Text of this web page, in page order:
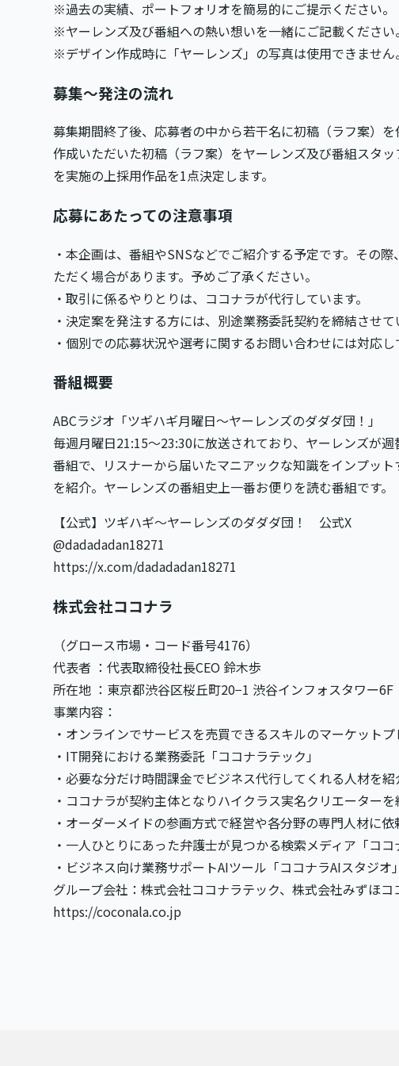
※過去の実績、ポートフォリオを簡易的にご提示ください。
※ヤーレンズ及び番組への熱い想いを一緒にご記載ください。
※デザイン作成時に「ヤーレンズ」の写真は使用できません
募集〜発注の流れ
募集期間終了後、応募者の中から若干名に初稿（ラフ案）を
作成いただいた初稿（ラフ案）をヤーレンズ及び番組スタ
を実施の上採用作品を1点決定します。
応募にあたっての注意事項
・本企画は、番組やSNSなどでご紹介する予定です。その
ただく場合があります。予めご了承ください。
・取引に係るやりとりは、ココナラが代行しています。
・決定案を発注する方には、別途業務委託契約を締結させて
・個別での応募状況や選考に関するお問い合わせには対応し
番組概要
ABCラジオ「ツギハギ月曜日〜ヤーレンズのダダダ団！」
毎週月曜日21:15〜23:30に放送されており、ヤーレンズが
番組で、リスナーから届いたマニアックな知識をインプッ
を紹介。ヤーレンズの番組史上一番お便りを読む番組です。
【公式】ツギハギ～ヤーレンズのダダダ団！ 公式X
@dadadadan18271
https://x.com/dadadadan18271
株式会社ココナラ
（グロース市場・コード番号4176）
代表者 ：代表取締役社長CEO 鈴木歩
所在地 ：東京都渋谷区桜丘町20−1 渋谷インフォスタワー6F
事業内容：
・オンラインでサービスを売買できるスキルのマーケット
・IT開発における業務委託「ココナラテック」
・必要な分だけ時間課金でビジネス代行してくれる人材を紹
・ココナラが契約主体となりハイクラス実名クリエーターを
・オーダーメイドの参画方式で経営や各分野の専門人材に
・一人ひとりにあった弁護士が見つかる検索メディア「コ
・ビジネス向け業務サポートAIツール「ココナラAIスタジオ
グループ会社：株式会社ココナラテック、株式会社みずほコ
https://coconala.co.jp